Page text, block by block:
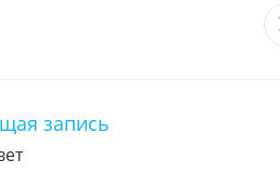
запись